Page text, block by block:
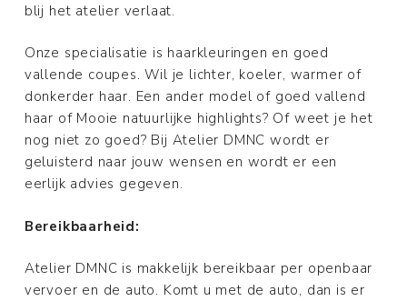
blij het atelier verlaat.
Onze specialisatie is haarkleuringen en goed
vallende coupes. Wil je lichter, koeler, warmer of
donkerder haar. Een ander model of goed vallend
haar of Mooie natuurlijke highlights? Of weet je het
nog niet zo goed? Bij Atelier DMNC wordt er
geluisterd naar jouw wensen en wordt er een
eerlijk advies gegeven.
Bereikbaarheid:
Atelier DMNC is makkelijk bereikbaar per openbaar
vervoer en de auto. Komt u met de auto, dan is er